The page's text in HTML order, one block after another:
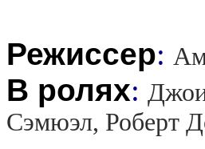
Режиссер:
В ролях:
Сэмюэл, Роберт